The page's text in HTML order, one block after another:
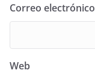
Correo electrónico
Web